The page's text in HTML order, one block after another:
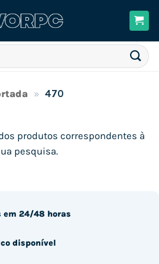
» 470
produtos correspondentes à
pesquisa.
em 24/48 horas
disponível